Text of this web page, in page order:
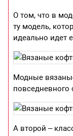
О том, что в
ту модель,
идеально идет
Модные
повседневного
А второй –